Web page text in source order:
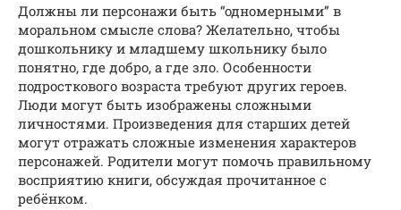
Должны ли персонажи быть “одномерными” в
моральном смысле слова? Желательно, чтобы
дошкольнику и младшему школьнику было
понятно, где добро, а где зло. Особенности
подросткового возраста требуют других героев.
Люди могут быть изображены сложными
личностями. Произведения для старших детей
могут отражать сложные изменения характеров
персонажей. Родители могут помочь правильному
восприятию книги, обсуждая прочитанное с
ребёнком.